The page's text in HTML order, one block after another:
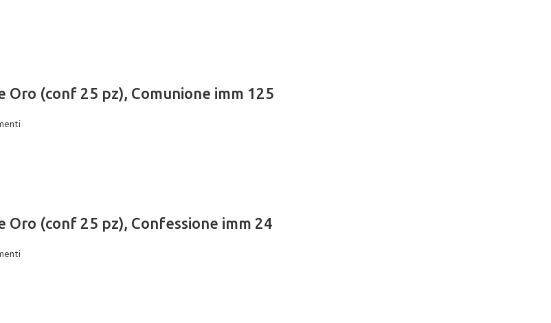
Oro (conf 25 pz), Comunione imm 125
Oro (conf 25 pz), Confessione imm 24